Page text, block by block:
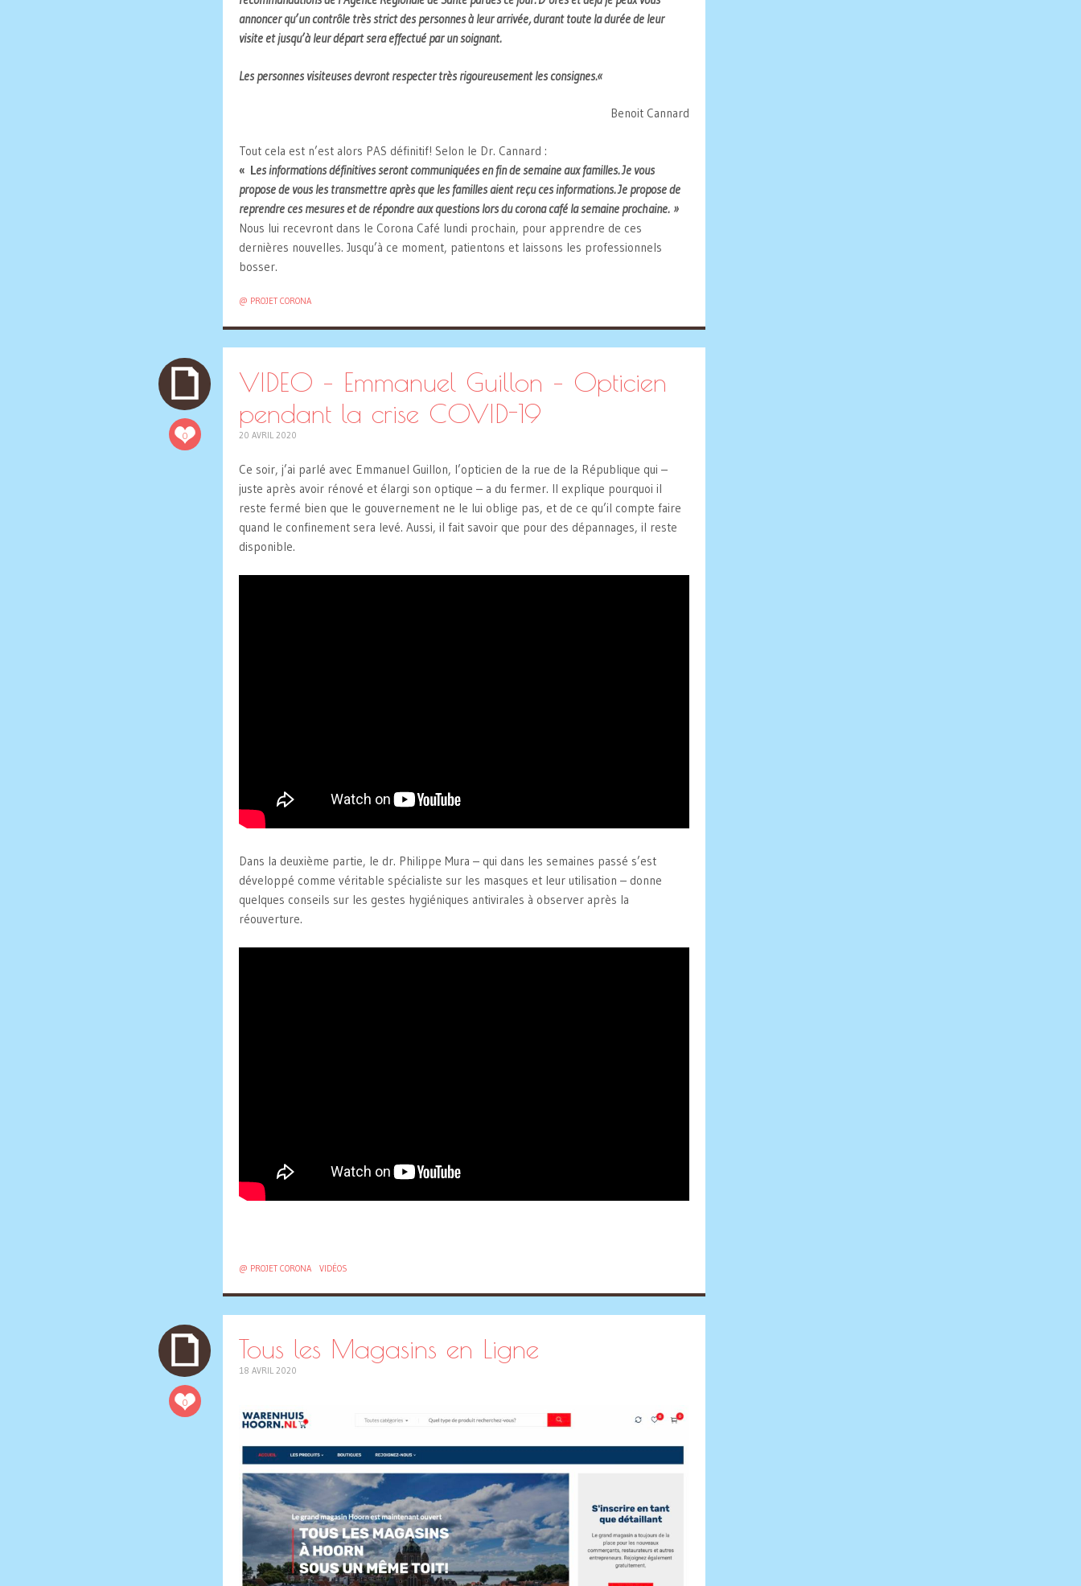
annoncer qu’un contrôle très strict des personnes à leur arrivée, durant toute la durée de leur
visite et jusqu’à leur départ sera effectué par un soignant.
Les personnes visiteuses devront respecter très rigoureusement les consignes.«
Benoit Cannard
Tout cela est n’est alors PAS définitif! Selon le Dr. Cannard :
« Les informations définitives seront communiquées en fin de semaine aux familles. Je vous
propose de vous les transmettre après que les familles aient reçu ces informations. Je propose de
reprendre ces mesures et de répondre aux questions lors du corona café la semaine prochaine. »
Nous lui recevront dans le Corona Café lundi prochain, pour apprendre de ces
dernières nouvelles. Jusqu’à ce moment, patientons et laissons les professionnels
bosser.
@ PROJET CORONA
0
VIDEO – Emmanuel Guillon – Opticien
pendant la crise COVID-19
20 AVRIL 2020
Ce soir, j’ai parlé avec Emmanuel Guillon, l’opticien de la rue de la République qui –
juste après avoir rénové et élargi son optique – a du fermer. Il explique pourquoi il
reste fermé bien que le gouvernement ne le lui oblige pas, et de ce qu’il compte faire
quand le confinement sera levé. Aussi, il fait savoir que pour des dépannages, il reste
disponible.
Dans la deuxième partie, le dr. Philippe Mura – qui dans les semaines passé s’est
développé comme véritable spécialiste sur les masques et leur utilisation – donne
quelques conseils sur les gestes hygiéniques antivirales à observer après la
réouverture.
@ PROJET CORONA VIDÉOS
0
Tous les Magasins en Ligne
18 AVRIL 2020